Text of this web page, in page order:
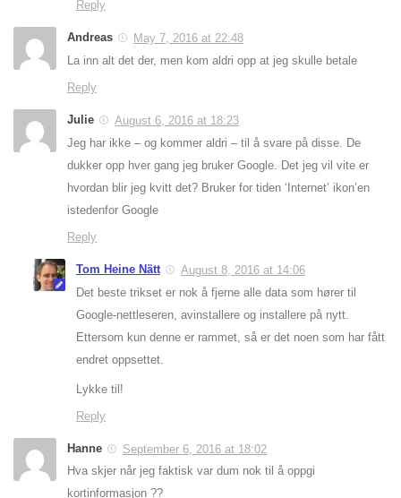
Reply
Andreas
May 7, 2016 at 22:48
La inn alt det der, men kom aldri opp at jeg skulle betale
Reply
Julie
August 6, 2016 at 18:23
Jeg har ikke – og kommer aldri – til å svare på disse. De
dukker opp hver gang jeg bruker Google. Det jeg vil vite er
hvordan blir jeg kvitt det? Bruker for tiden ‘Internet’ ikon’en
istedenfor Google
Reply
Tom Heine Nätt
August 8, 2016 at 14:06
Det beste trikset er nok å fjerne alle data som hører til
Google-nettleseren, avinstallere og installere på nytt.
Ettersom kun denne er rammet, så er det noen som har fått
endret oppsettet.
Lykke til!
Reply
Hanne
September 6, 2016 at 18:02
Hva skjer når jeg faktisk var dum nok til å oppgi
kortinformasjon ??